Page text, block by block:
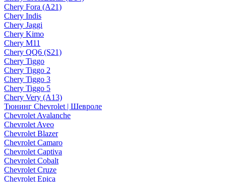
Chery Fora (A21)
Chery Indis
Chery Jaggi
Chery Kimo
Chery M11
Chery QQ6 (S21)
Chery Tiggo
Chery Tiggo 2
Chery Tiggo 3
Chery Tiggo 5
Chery Very (A13)
Тюнинг Chevrolet | Шевроле
Chevrolet Avalanche
Chevrolet Aveo
Chevrolet Blazer
Chevrolet Camaro
Chevrolet Captiva
Chevrolet Cobalt
Chevrolet Cruze
Chevrolet Epica